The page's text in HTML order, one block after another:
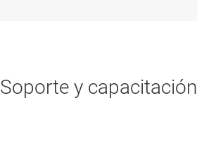
Soporte y capacitación